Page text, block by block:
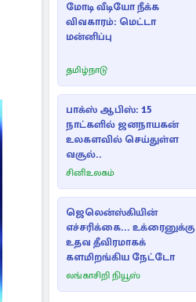
மோடி வீடியோ நீக்க
விவகாரம்: மெட்டா
மன்னிப்பு
தமிழ்நாடு
பாக்ஸ் ஆபிஸ்: 15
நாட்களில் ஜனநாயகன்
உலகளவில் செய்துள்ள
வசூல்..
சினிஉலகம்
ஜெலென்ஸ்கியின்
எச்சரிக்கை... உக்ரைனுக்கு
உதவ தீவிரமாகக்
களமிறங்கிய நேட்டோ
லங்காசிறி நியூஸ்